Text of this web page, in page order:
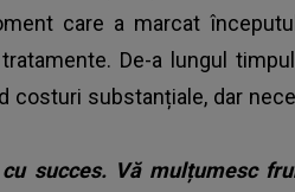
care a marcat
De-a lungul
costuri substanțiale, dar
succes. Vă mulțumesc